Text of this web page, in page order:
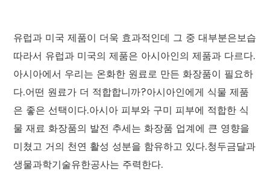
유럽과 미국 제품이 더욱 효과적인데 그 중 대부분은보습
따라서 유럽과 미국의 제품은 아시아인의 제품과 다르다.
아시아에서 우리는 온화한 원료로 만든 화장품이 필요하
다.어떤 원료가 더 적합합니까?아시아인에게 식물 제품
은 좋은 선택이다.아시아 피부와 구미 피부에 적합한 식
물 재료 화장품의 발전 추세는 화장품 업계에 큰 영향을
미쳤고 거의 천연 활성 성분을 함유하고 있다.청두금달과
생물과학기술유한공사는 주력한다.